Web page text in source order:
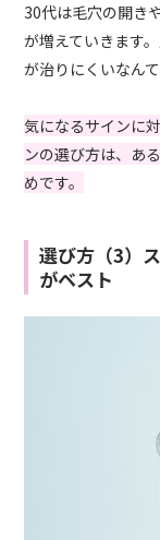
30代は毛穴の開き
が増えていきます
が治りにくいなん
気になるサインに
ンの選び方は、あ
めです。
選び方（3）
がベスト